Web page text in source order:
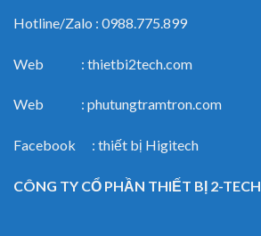
Hotline/Zalo : 0988.775.899
Web : thietbi2tech.com
Web : phutungtramtron.com
Facebook : thiết bị Higitech
CÔNG TY CỔ PHẦN THIẾT BỊ 2-TECH